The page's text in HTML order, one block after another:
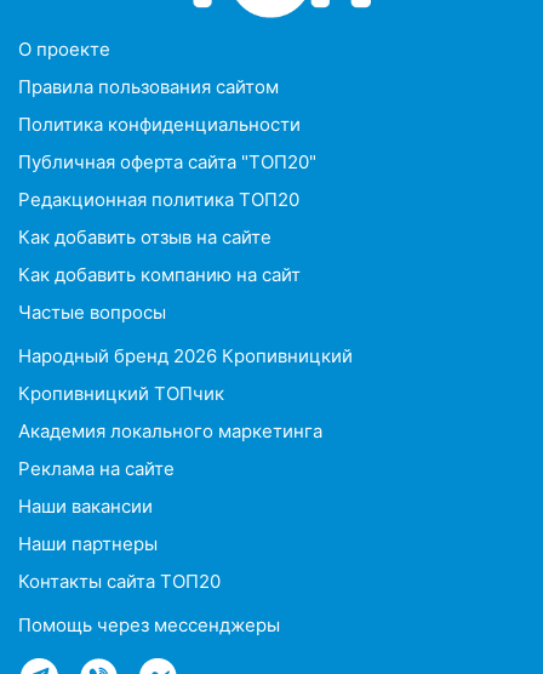
O проекте
Правила пользования сайтом
Политика конфиденциальности
Публичная оферта сайта "ТОП20"
Редакционная политика ТОП20
Как добавить отзыв на сайте
Как добавить компанию на сайт
Частые вопросы
Народный бренд 2026 Кропивницкий
Кропивницкий ТОПчик
Академия локального маркетинга
Реклама на сайте
Наши вакансии
Наши партнеры
Контакты сайта ТОП20
Помощь через мессенджеры